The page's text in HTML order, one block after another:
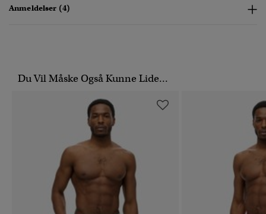
Anmeldelser (4)
Du Vil Måske Også Kunne Lide...